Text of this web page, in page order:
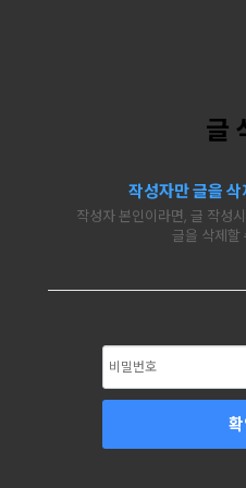
글
작성자만 글을
작성자 본인이라면, 글 작성
글을 삭제할